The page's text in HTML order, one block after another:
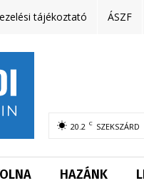
tájékoztató ÁSZF
20.2 C SZEKSZÁRD
HAZÁNK